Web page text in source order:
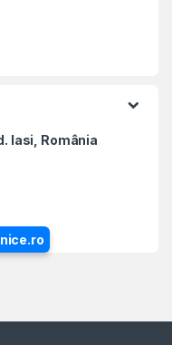
Iasi, România